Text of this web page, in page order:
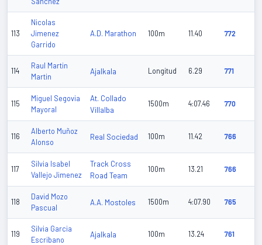
113
Nicolas
Jimenez
Garrido
A.D. Marathon 100m 11.40 772
114
Raul Martin
Martin
Ajalkala Longitud 6.29 771
115
Miguel Segovia
Mayoral
At. Collado
Villalba
1500m 4:07.46 770
116
Alberto Muñoz
Alonso
Real Sociedad 100m 11.42 766
117
Silvia Isabel
Vallejo Jimenez
Track Cross
Road Team
100m 13.21 766
118
David Mozo
Pascual
A.A. Mostoles 1500m 4:07.90 765
119
Silvia Garcia
Escribano
Ajalkala 100m 13.24 761